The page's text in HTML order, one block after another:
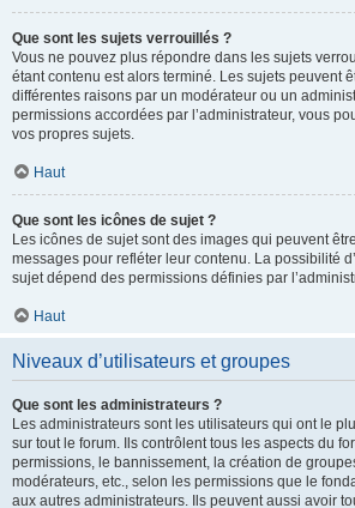
Que sont les sujets verrouillés ?
Vous ne pouvez plus répondre dans les sujets
étant contenu est alors terminé. Les sujets peuvent
différentes raisons par un modérateur ou un
permissions accordées par l’administrateur, vous
vos propres sujets.
Haut
Que sont les icônes de sujet ?
Les icônes de sujet sont des images qui peuvent
messages pour refléter leur contenu. La possibilité
sujet dépend des permissions définies par
Haut
Niveaux d’utilisateurs et groupes
Que sont les administrateurs ?
Les administrateurs sont les utilisateurs qui ont le
sur tout le forum. Ils contrôlent tous les aspects du
permissions, le bannissement, la création de
modérateurs, etc., selon les permissions que le
aux autres administrateurs. Ils peuvent aussi avoir